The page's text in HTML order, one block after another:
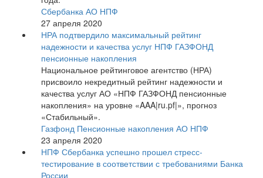
Сбербанка АО НПФ
27 апреля 2020
НРА подтвердило максимальный рейтинг
надежности и качества услуг НПФ ГАЗФОНД
пенсионные накопления
Национальное рейтинговое агентство (НРА)
присвоило некредитный рейтинг надежности и
качества услуг АО «НПФ ГАЗФОНД пенсионные
накопления» на уровне «AAA|ru.pf|», прогноз
«Стабильный».
Газфонд Пенсионные накопления АО НПФ
23 апреля 2020
НПФ Сбербанка успешно прошел стресс-
тестирование в соответствии с требованиями Банка
России